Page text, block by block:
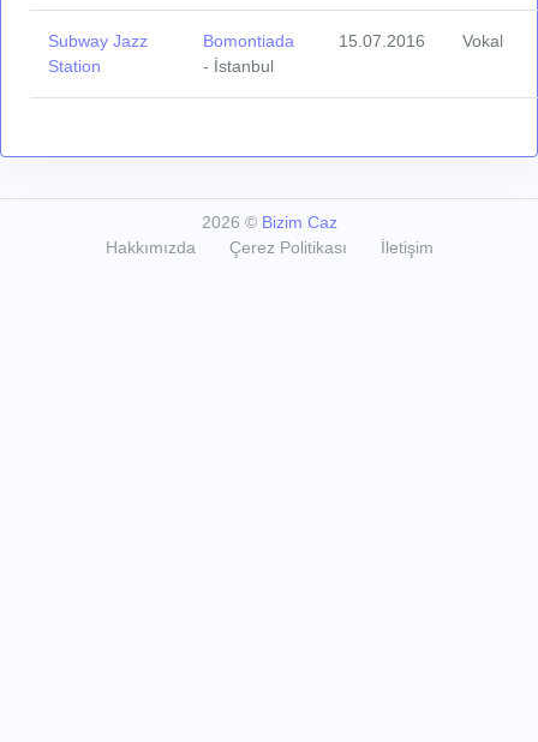
Subway Jazz
Station
Bomontiada
- İstanbul
15.07.2016 Vokal
2026 © Bizim Caz
Hakkımızda
Çerez Politikası İletişim